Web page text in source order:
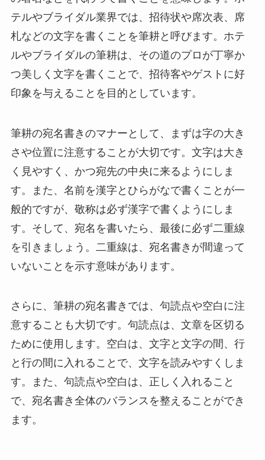
テルやブライダル業界では、招待状や席次表、席
札などの文字を書くことを筆耕と呼びます。ホテ
ルやブライダルの筆耕は、その道のプロが丁寧か
つ美しく文字を書くことで、招待客やゲストに好
印象を与えることを目的としています。
筆耕の宛名書きのマナーとして、まずは字の大き
さや位置に注意することが大切です。文字は大き
く見やすく、かつ宛先の中央に来るようにしま
す。また、名前を漢字とひらがなで書くことが一
般的ですが、敬称は必ず漢字で書くようにしま
す。そして、宛名を書いたら、最後に必ず二重線
を引きましょう。二重線は、宛名書きが間違って
いないことを示す意味があります。
さらに、筆耕の宛名書きでは、句読点や空白に注
意することも大切です。句読点は、文章を区切る
ために使用します。空白は、文字と文字の間、行
と行の間に入れることで、文字を読みやすくしま
す。また、句読点や空白は、正しく入れること
で、宛名書き全体のバランスを整えることができ
ます。